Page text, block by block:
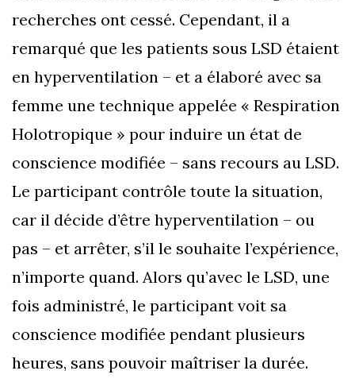
recherches ont cessé. Cependant, il a
remarqué que les patients sous LSD étaient
en hyperventilation – et a élaboré avec sa
femme une technique appelée « Respiration
Holotropique » pour induire un état de
conscience modifiée – sans recours au LSD.
Le participant contrôle toute la situation,
car il décide d’être hyperventilation – ou
pas – et arrêter, s’il le souhaite l’expérience,
n’importe quand. Alors qu’avec le LSD, une
fois administré, le participant voit sa
conscience modifiée pendant plusieurs
heures, sans pouvoir maîtriser la durée.